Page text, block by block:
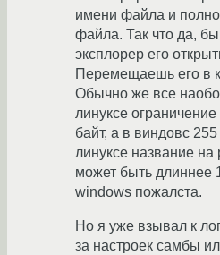
имени файла и
файла. Так что да,
эксплорер его
Перемещаешь его в
Обычно же все
линуксе
байт, а в виндовс
линуксе название на
может быть длиннее
windows пожалста.
Но я уже взывал к
за настроек самбы